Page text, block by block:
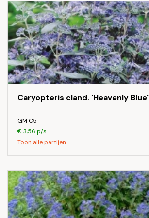
Caryopteris cland. 'Heavenly Blue'
GM C5
€ 3,56 p/s
Toon alle partijen